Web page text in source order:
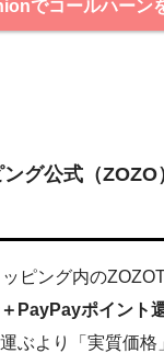
でコールハーン
グ公式（ZOZO
ピング内の
PayPayポイント
ぶより「実質価格